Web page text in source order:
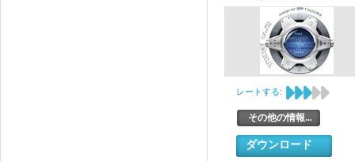
レートする:
その他の情報...
ダウンロード